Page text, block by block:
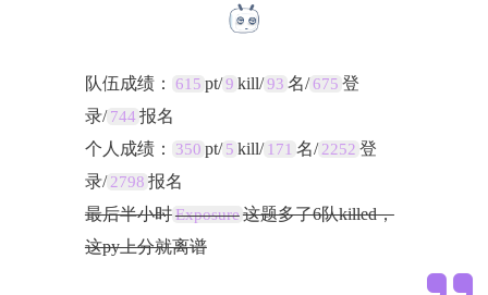
队伍成绩： 615 pt/9 kill/93 名/675 登
录/ 744 报名
个人成绩：
350 pt/ 5 kill/ 171 名/ 2252 登
录/ 2798 报名
最后半小时Exposure这题多了6队killed，
这py上分就离谱